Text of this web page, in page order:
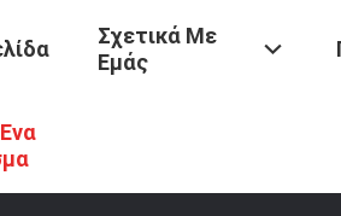
Σχετικά Με
Εμάς
Εγχυτήρων Καυσίμων Bosch